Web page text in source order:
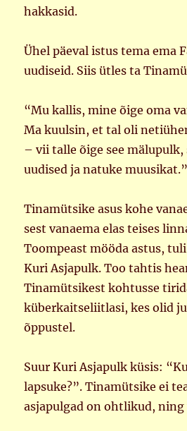
hakkasid.
Ühel päeval istus tema ema
uudiseid. Siis ütles ta
“Mu kallis, mine õige oma
Ma kuulsin, et tal oli
– vii talle õige see
uudised ja natuke muusikat.”
Tinamütsike asus kohe
sest vanaema elas teises
Toompeast mööda astus,
Kuri Asjapulk. Too tahtis
Tinamütsikest kohtusse
küberkaitseliitlasi, kes olid
õppustel.
Suur Kuri Asjapulk küsis:
lapsuke?”. Tinamütsike ei
asjapulgad on ohtlikud, ning